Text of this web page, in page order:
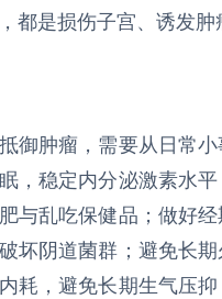
都是损伤子宫、诱发肿
御肿瘤，需要从日常
，稳定内分泌激素水
与乱吃保健品；做好
坏阴道菌群；避免长
耗，避免长期生气压